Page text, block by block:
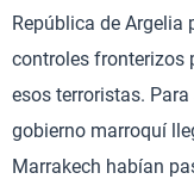
República de Argelia
controles fronterizos
esos terroristas.
gobierno marroquí
Marrakech habían